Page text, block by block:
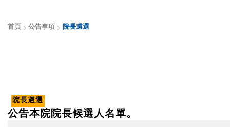
首頁 公告事項 院長遴選
院長遴選
公告本院院長候選人名單。